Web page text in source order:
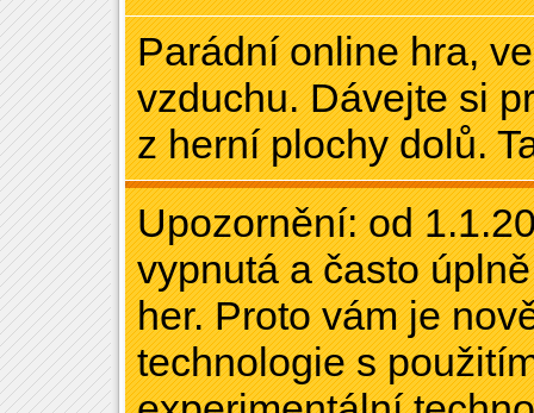
Parádní online hra,
vzduchu. Dávejte si
z herní plochy dolů.
Upozornění: od
vypnutá a často
her. Proto vám je
technologie s